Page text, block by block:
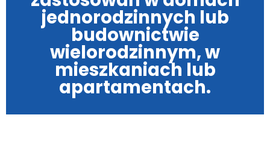
jednorodzinnych lub
budownictwie
wielorodzinnym, w
mieszkaniach lub
apartamentach.